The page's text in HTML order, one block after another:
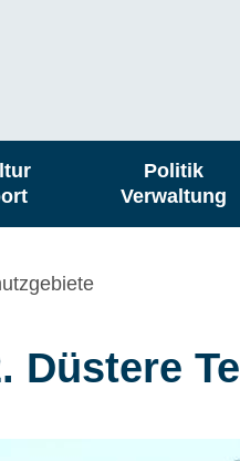
Politik
Verwaltung
Düstere